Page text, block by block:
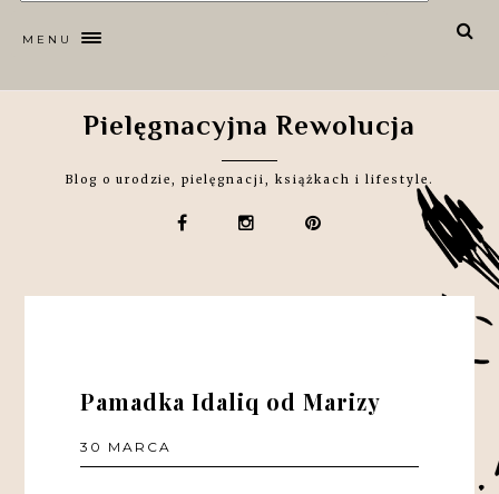
MENU
Pielęgnacyjna Rewolucja
Blog o urodzie, pielęgnacji, książkach i lifestyle.
Pamadka Idaliq od Marizy
30 MARCA